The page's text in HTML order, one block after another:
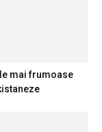
mai frumoase